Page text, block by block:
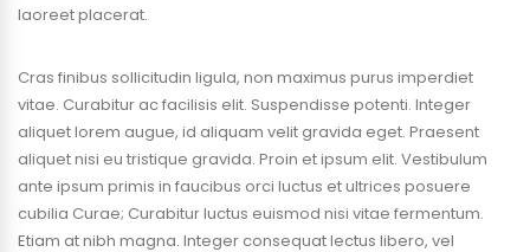
laoreet placerat.
Cras finibus sollicitudin ligula, non maximus purus imperdiet
vitae. Curabitur ac facilisis elit. Suspendisse potenti. Integer
aliquet lorem augue, id aliquam velit gravida eget. Praesent
aliquet nisi eu tristique gravida. Proin et ipsum elit. Vestibulum
ante ipsum primis in faucibus orci luctus et ultrices posuere
cubilia Curae; Curabitur luctus euismod nisi vitae fermentum.
Etiam at nibh magna. Integer consequat lectus libero, vel